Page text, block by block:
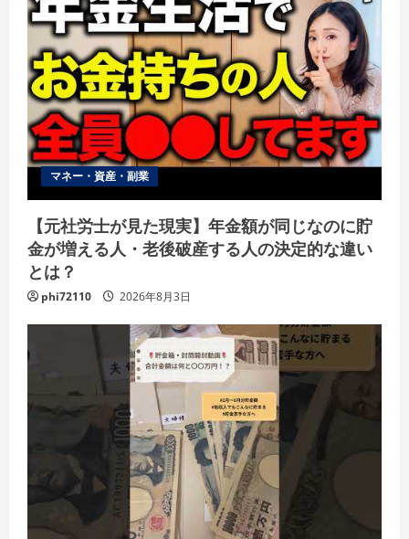
マネー・資産・副業
【元社労士が見た現実】年金額が同じなのに貯
金が増える人・老後破産する人の決定的な違い
とは？
phi72110 2026年8月3日